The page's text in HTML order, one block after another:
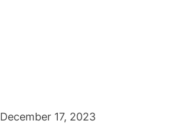
December 17, 2023